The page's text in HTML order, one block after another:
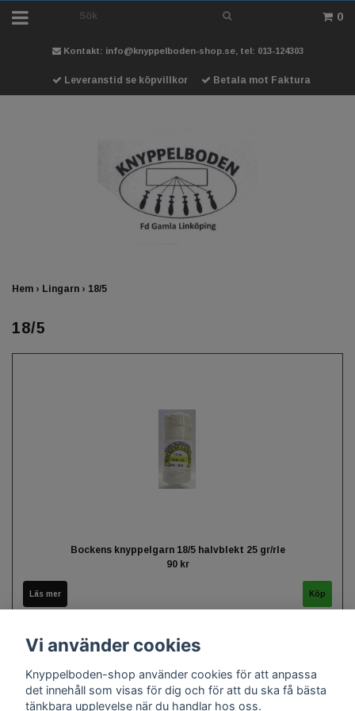
0
Kontakt: info@knyppelboden-shop.se, tel: 013-124303
Leveranstid se köpvillkor Betala mot Faktura
Hem › Lingarn › 18/5
18/5
Bockens knyppelgarn 18/5 halvblekt 25 gr/rle
90 kr
Läs mer
Vi använder cookies
Knyppelboden-shop använder cookies för att anpassa
det innehåll som visas för dig och för att du ska få bästa
tänkbara upplevelse när du handlar hos oss.